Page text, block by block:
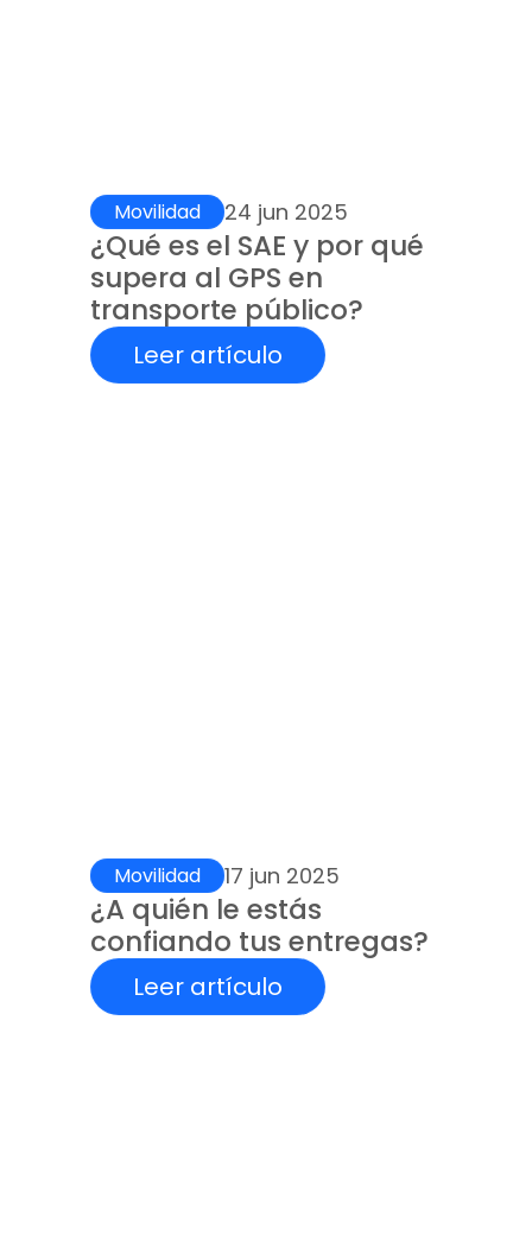
Movilidad 24 jun 2025
¿Qué es el SAE y por qué
supera al GPS en
transporte público?
Leer artículo
Movilidad 17 jun 2025
¿A quién le estás
confiando tus entregas?
Leer artículo